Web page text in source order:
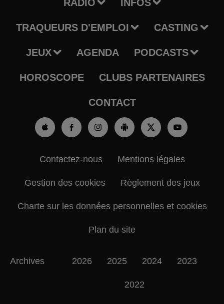
RADIO INFOS
TRAQUEURS D'EMPLOI CASTING
JEUX AGENDA PODCASTS
HOROSCOPE CLUBS PARTENAIRES
CONTACT
Contactez-nous Mentions légales
Gestion des cookies Règlement des jeux
Charte sur les données personnelles et cookies
Plan du site
Archives 2026 2025 2024 2023
2022